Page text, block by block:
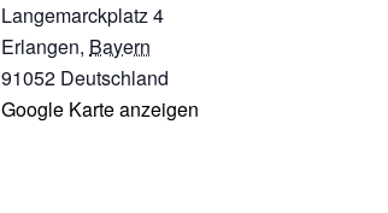
Langemarckplatz 4
Erlangen, Bayern
91052 Deutschland
Google Karte anzeigen